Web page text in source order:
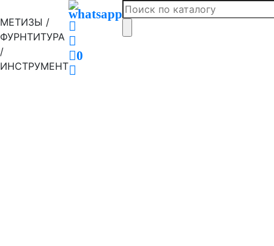
МЕТИЗЫ /
ФУРНТИТУРА
/
ИНСТРУМЕНТ
0